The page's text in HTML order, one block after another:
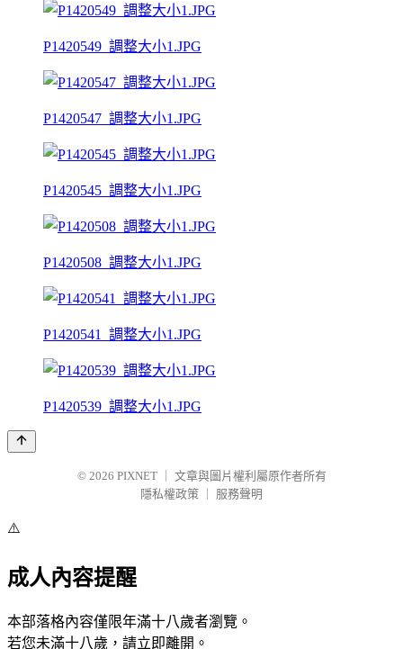
P1420549_調整大小1.JPG
P1420547_調整大小1.JPG
P1420545_調整大小1.JPG
P1420508_調整大小1.JPG
P1420541_調整大小1.JPG
P1420539_調整大小1.JPG
© 2026 PIXNET
文章與圖片權利屬原作者所有
隱私權政策
服務聲明
⚠️
成人內容提醒
本部落格內容僅限年滿十八歲者瀏覽。
若您未滿十八歲，請立即離開。